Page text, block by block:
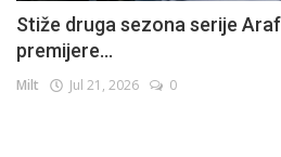
Stiže druga sezona serije
premijere...
Milt Jul 21, 2026 0